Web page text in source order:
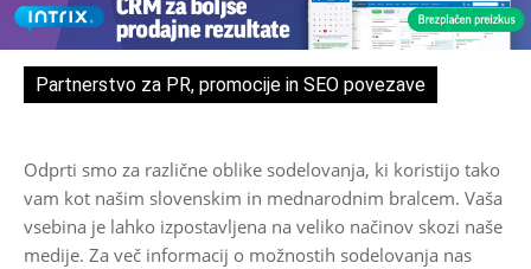
Partnerstvo za PR, promocije in SEO povezave
Odprti smo za različne oblike sodelovanja, ki koristijo tako
vam kot našim slovenskim in mednarodnim bralcem. Vaša
vsebina je lahko izpostavljena na veliko načinov skozi naše
medije. Za več informacij o možnostih sodelovanja nas